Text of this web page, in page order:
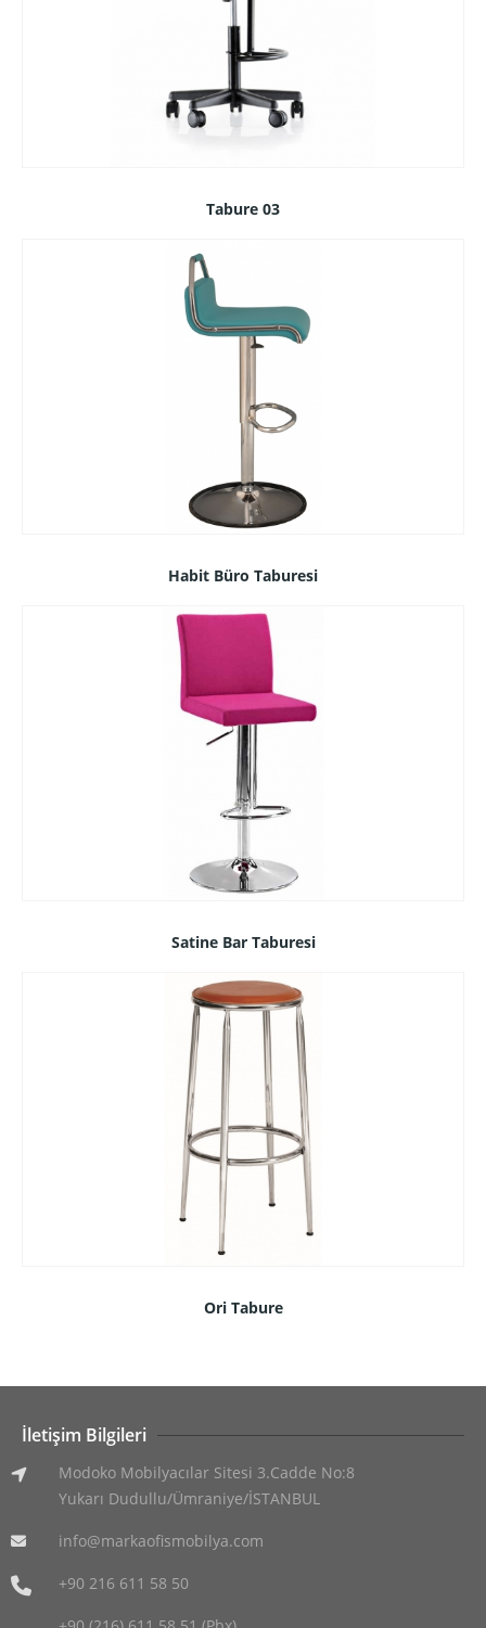
Tabure 03
Habit Büro Taburesi
Satine Bar Taburesi
Ori Tabure
İletişim Bilgileri
Modoko Mobilyacılar Sitesi 3.Cadde No:8
Yukarı Dudullu/Ümraniye/İSTANBUL
info@markaofismobilya.com
+90 216 611 58 50